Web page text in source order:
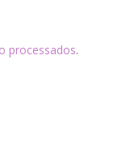
processados.